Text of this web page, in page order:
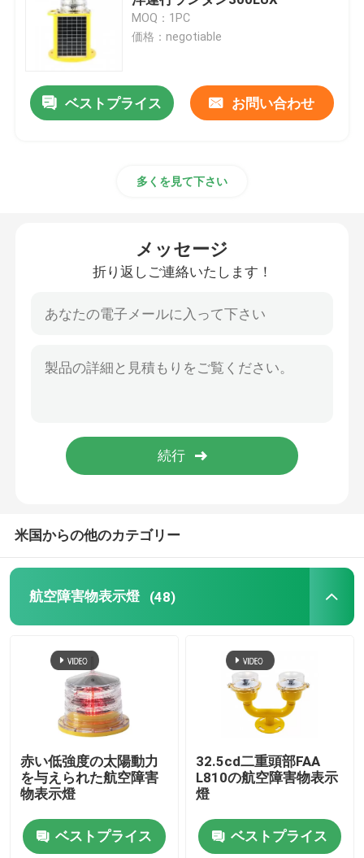
ヘリポートの着陸灯
海洋のランタン ライト
太陽動力を与えられた運行ライト
MOQ：1PC
価格：negotiable
ベストプライス お問い合わせ
多くを見て下さい
メッセージ
折り返しご連絡いたします！
米国からの他のカテゴリー
航空障害物表示燈 (48)
赤い低強度の太陽動力
を与えられた航空障害
物表示燈
ベストプライス
32.5cd二重頭部FAA
L810の航空障害物表示
燈
ベストプライス